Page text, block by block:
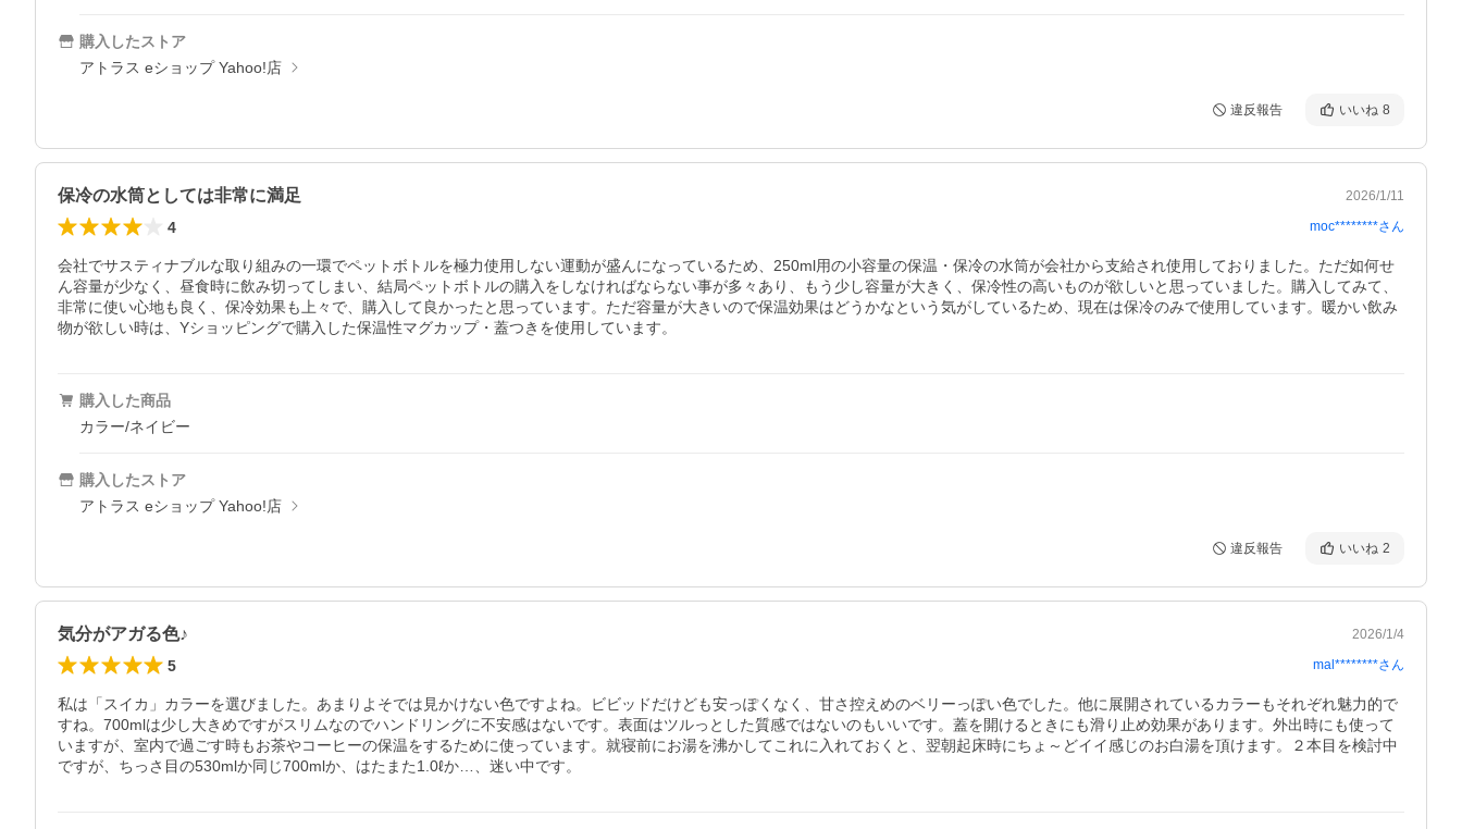
購入したストア
アトラス eショップ Yahoo!店
違反報告 いいね 8
保冷の水筒としては非常に満足 2026/1/11
4 moc********さん
会社でサスティナブルな取り組みの一環でペットボトルを極力使用しない運動が盛んになっているため、250ml用の小容量の保温・保冷の水筒が会社から支給され使用しておりました。ただ如何せ
ん容量が少なく、昼食時に飲み切ってしまい、結局ペットボトルの購入をしなければならない事が多々あり、もう少し容量が大きく、保冷性の高いものが欲しいと思っていました。購入してみて、
非常に使い心地も良く、保冷効果も上々で、購入して良かったと思っています。ただ容量が大きいので保温効果はどうかなという気がしているため、現在は保冷のみで使用しています。暖かい飲み
物が欲しい時は、Yショッピングで購入した保温性マグカップ・蓋つきを使用しています。
購入した商品
カラー/ネイビー
購入したストア
アトラス eショップ Yahoo!店
違反報告 いいね 2
気分がアガる色♪ 2026/1/4
5 mal********さん
私は「スイカ」カラーを選びました。あまりよそでは見かけない色ですよね。ビビッドだけども安っぽくなく、甘さ控えめのベリーっぽい色でした。他に展開されているカラーもそれぞれ魅力的で
すね。700mlは少し大きめですがスリムなのでハンドリングに不安感はないです。表面はツルっとした質感ではないのもいいです。蓋を開けるときにも滑り止め効果があります。外出時にも使って
いますが、室内で過ごす時もお茶やコーヒーの保温をするために使っています。就寝前にお湯を沸かしてこれに入れておくと、翌朝起床時にちょ～どイイ感じのお白湯を頂けます。２本目を検討中
ですが、ちっさ目の530mlか同じ700mlか、はたまた1.0ℓか…、迷い中です。